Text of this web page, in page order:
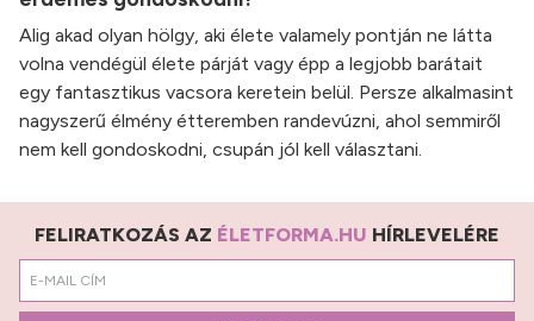
Alig akad olyan hölgy, aki élete valamely pontján ne látta
volna vendégül élete párját vagy épp a legjobb barátait
egy fantasztikus vacsora keretein belül. Persze alkalmasint
nagyszerű élmény étteremben randevúzni, ahol semmiről
nem kell gondoskodni, csupán jól kell választani.
FELIRATKOZÁS AZ ÉLETFORMA.HU HÍRLEVELÉRE